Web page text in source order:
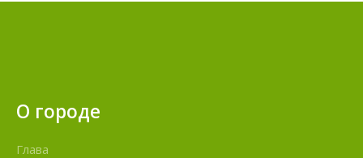
О городе
Глава